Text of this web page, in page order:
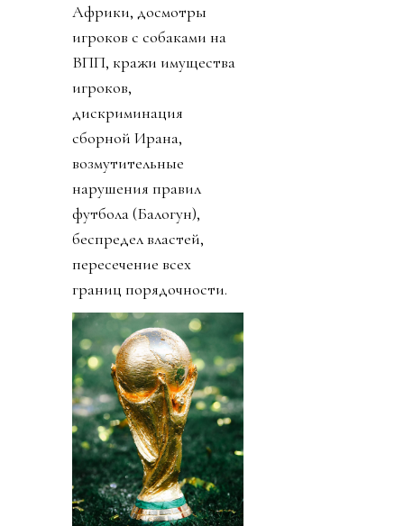
Африки, досмотры
игроков с собаками на
ВПП, кражи имущества
игроков,
дискриминация
сборной Ирана,
возмутительные
нарушения правил
футбола (Балогун),
беспредел властей,
пересечение всех
границ порядочности.